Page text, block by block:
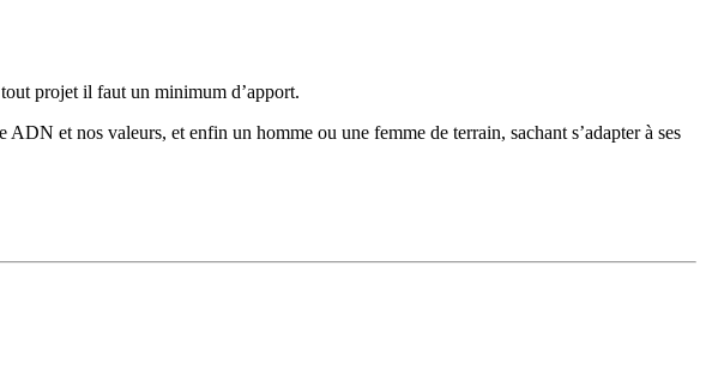
projet il faut un minimum d’apport.
et nos valeurs, et enfin un homme ou une femme de terrain, sachant s’adapter à ses